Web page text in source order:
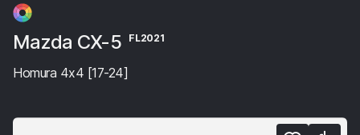
Mazda CX-5 FL2021
Homura 4x4 [17-24]